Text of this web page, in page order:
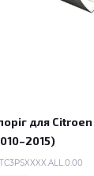
для Citroen